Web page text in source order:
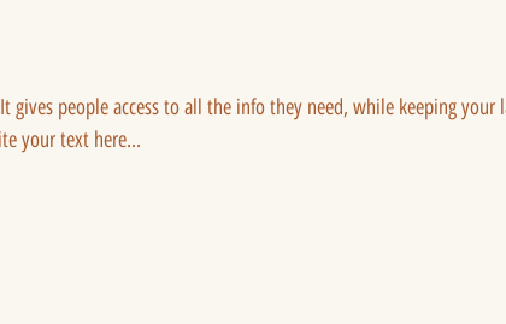
people access to all the info they need, while keeping your
your text here...